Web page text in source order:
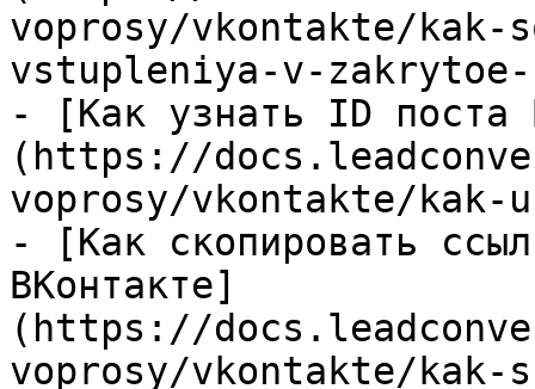
voprosy/vkontakte/kak-
vstupleniya-v-zakrytoe-
- [Как узнать ID поста
(https://
voprosy/vkontakte/kak-
- [Как скопировать
ВКонтакте]
(https://
voprosy/vkontakte/